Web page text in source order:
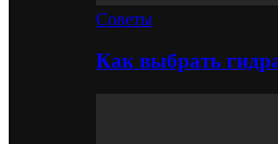
Советы
Как выбрать